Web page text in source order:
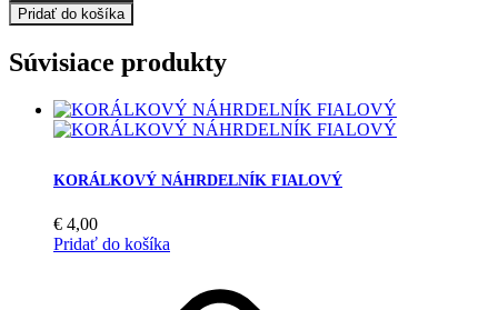
Pridať do košíka
Súvisiace produkty
KORÁLKOVÝ NÁHRDELNÍK FIALOVÝ
€ 4,00
Pridať do košíka